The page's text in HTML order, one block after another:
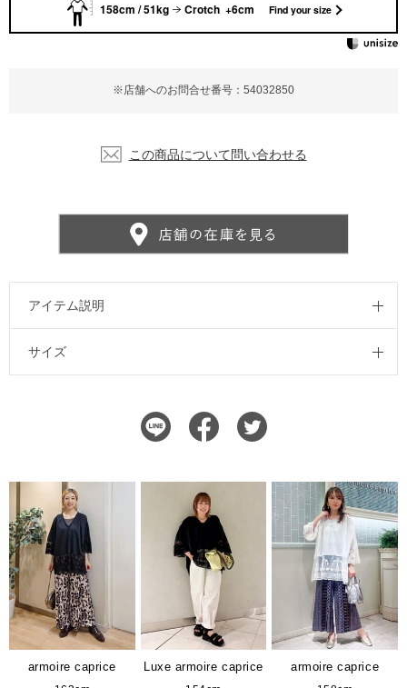
※店舗へのお問合せ番号：54032850
この商品について問い合わせる
アイテム説明
サイズ
158cm / 51kg Crotch +6cm Find your size
armoire caprice Luxe armoire caprice armoire caprice